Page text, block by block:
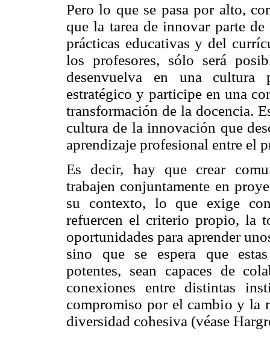
Pero lo que se pasa por alto,
que la tarea de innovar parte
prácticas educativas y del
los profesores, sólo será
desenvuelva en una cultura
estratégico y participe en una
transformación de la docencia.
cultura de la innovación que
aprendizaje profesional entre el
Es decir, hay que crear
trabajen conjuntamente en
su contexto, lo que exige
refuercen el criterio propio, la
oportunidades para aprender
sino que se espera que
potentes, sean capaces de
conexiones entre distintas
compromiso por el cambio y la
diversidad cohesiva (véase